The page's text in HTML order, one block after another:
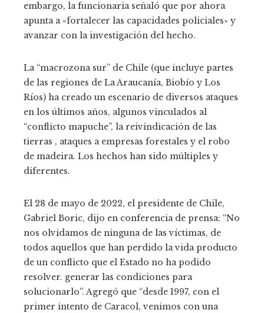
embargo, la funcionaria señaló que por ahora
apunta a «fortalecer las capacidades policiales» y
avanzar con la investigación del hecho.
La “macrozona sur” de Chile (que incluye partes
de las regiones de La Araucanía, Biobío y Los
Ríos) ha creado un escenario de diversos ataques
en los últimos años, algunos vinculados al
“conflicto mapuche”, la reivindicación de las
tierras , ataques a empresas forestales y el robo
de madeira. Los hechos han sido múltiples y
diferentes.
El 28 de mayo de 2022, el presidente de Chile,
Gabriel Boric, dijo en conferencia de prensa: “No
nos olvidamos de ninguna de las víctimas, de
todos aquellos que han perdido la vida producto
de un conflicto que el Estado no ha podido
resolver. generar las condiciones para
solucionarlo”. Agregó que “desde 1997, con el
primer intento de Caracol, venimos con una